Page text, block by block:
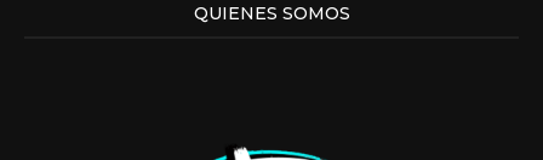
QUIENES SOMOS